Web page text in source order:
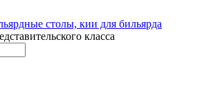
класса